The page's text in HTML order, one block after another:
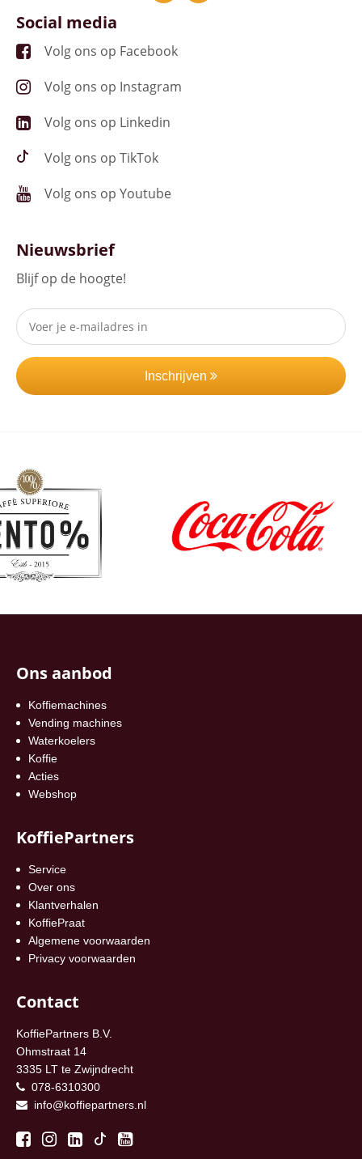
Social media
Volg ons op Facebook
Volg ons op Instagram
Volg ons op Linkedin
Volg ons op TikTok
Volg ons op Youtube
Nieuwsbrief
Blijf op de hoogte!
Inschrijven
Ons aanbod
Koffiemachines
Vending machines
Waterkoelers
Koffie
Acties
Webshop
KoffiePartners
Service
Over ons
Klantverhalen
KoffiePraat
Algemene voorwaarden
Privacy voorwaarden
Contact
KoffiePartners B.V.
Ohmstraat 14
3335 LT te Zwijndrecht
078-6310300
info@koffiepartners.nl